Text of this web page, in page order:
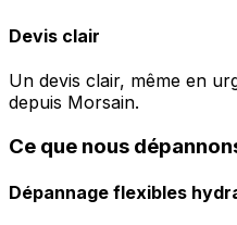
Devis clair
Un devis clair, même en
depuis Morsain.
Ce que nous
Dépannage flexibles